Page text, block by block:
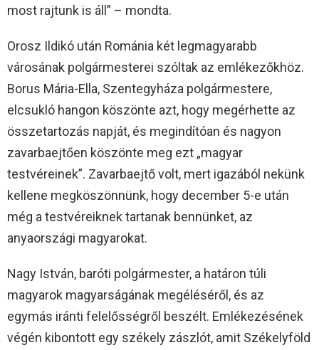
most rajtunk is áll” – mondta.
Orosz Ildikó után Románia két legmagyarabb
városának polgármesterei szóltak az emlékezőkhöz.
Borus Mária-Ella, Szentegyháza polgármestere,
elcsukló hangon köszönte azt, hogy megérhette az
összetartozás napját, és megindítóan és nagyon
zavarbaejtően köszönte meg ezt „magyar
testvéreinek”. Zavarbaejtő volt, mert igazából nekünk
kellene megköszönnünk, hogy december 5-e után
még a testvéreiknek tartanak bennünket, az
anyaországi magyarokat.
Nagy István, baróti polgármester, a határon túli
magyarok magyarságának megéléséről, és az
egymás iránti felelősségről beszélt. Emlékezésének
végén kibontott egy székely zászlót, amit Székelyföld